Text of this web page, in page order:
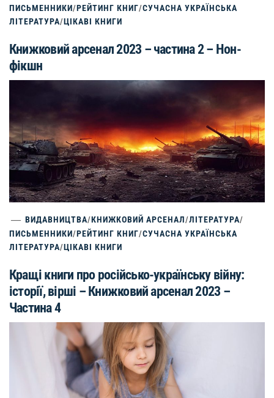
ПИСЬМЕННИКИ/РЕЙТИНГ КНИГ/СУЧАСНА УКРАЇНСЬКА
ЛІТЕРАТУРА/ЦІКАВІ КНИГИ
Книжковий арсенал 2023 – частина 2 – Нон-
фікшн
ВИДАВНИЦТВА/КНИЖКОВИЙ АРСЕНАЛ/ЛІТЕРАТУРА/
ПИСЬМЕННИКИ/РЕЙТИНГ КНИГ/СУЧАСНА УКРАЇНСЬКА
ЛІТЕРАТУРА/ЦІКАВІ КНИГИ
Кращі книги про російсько-українську війну:
історії, вірші – Книжковий арсенал 2023 –
Частина 4